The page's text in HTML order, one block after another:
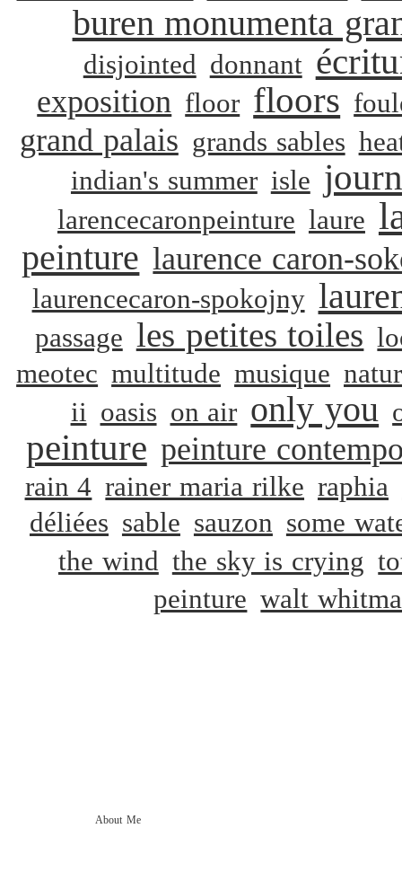
buren monumenta
disjointed donnant
exposition floor floors
grand palais grands sables
indian's summer isle
larencecaronpeinture laure
peinture laurence caron-
laurencecaron-spokojny
passage les petites toiles
meotec multitude musique
ii oasis on air only you
peinture peinture
rain 4 rainer maria rilke raphia
déliées sable sauzon some
the wind the sky is crying
peinture walt
About Me